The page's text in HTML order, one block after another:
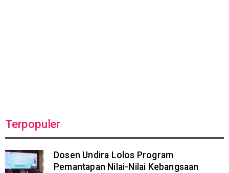
Terpopuler
Dosen Undira Lolos Program
Pemantapan Nilai-Nilai Kebangsaan